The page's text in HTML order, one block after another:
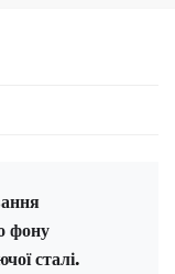
фону
сталі.